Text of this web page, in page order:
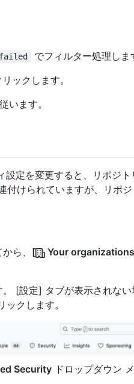
でフィルター処理しま
リックします。
います。
設定を変更すると、リポジト
付けられていますが、リポ
ら、 [ Your
。 [設定] タブが表示されない
ックします。
Security ドロップダウン